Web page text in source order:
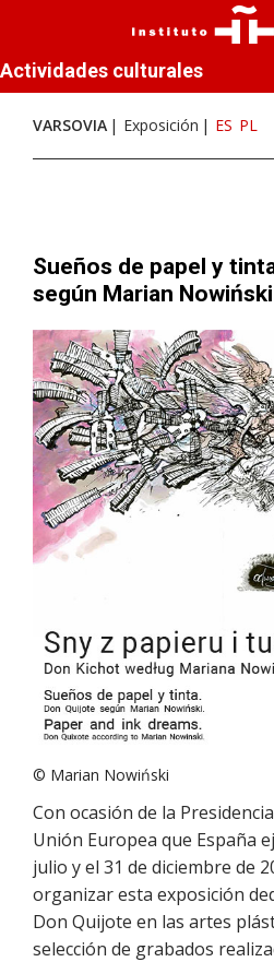
Actividades culturales
VARSOVIA Exposición ES PL
Sueños de papel y
según Marian Nowiński
© Marian Nowiński
Con ocasión de la
Unión Europea que España
julio y el 31 de diciembre de
organizar esta exposición
Don Quijote en las artes
selección de grabados